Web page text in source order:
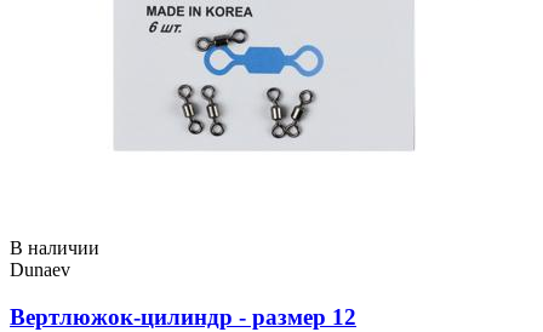
В наличии
Dunaev
Вертлюжок-цилиндр - размер 12